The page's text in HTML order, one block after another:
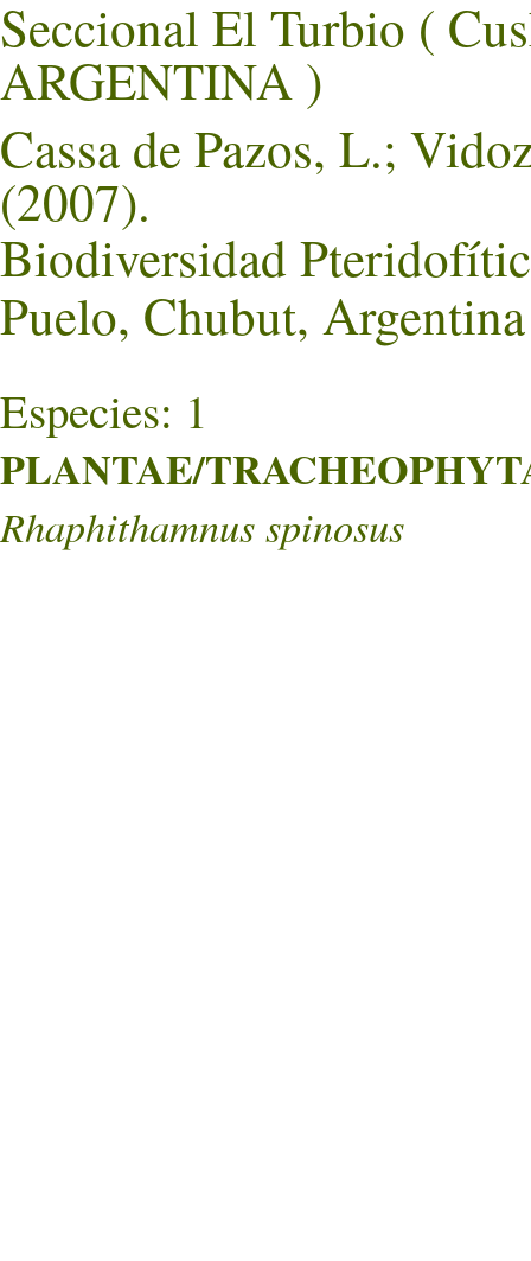
Seccional El Turbio (
ARGENTINA )
Cassa de Pazos, L.;
(2007).
Biodiversidad
Puelo, Chubut, Argentina
Especies: 1
PLANTAE/
Rhaphithamnus spinosus